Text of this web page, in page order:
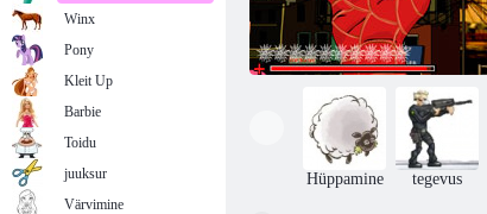
Hüppamine tegevus
Winx
Pony
Kleit Up
Barbie
Toidu
juuksur
Värvimine